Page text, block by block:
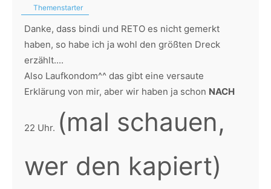
Themenstarter
Danke, dass bindi und RETO es nicht gemerkt
haben, so habe ich ja wohl den größten Dreck
erzählt....
Also Laufkondom^^ das gibt eine versaute
Erklärung von mir, aber wir haben ja schon NACH
22 Uhr. (mal schauen,
wer den kapiert)